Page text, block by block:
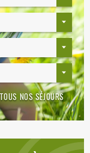
NOS SÉJOURS